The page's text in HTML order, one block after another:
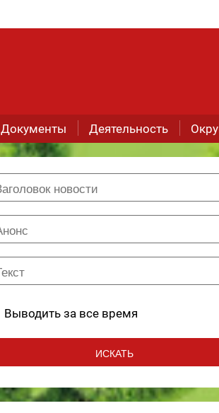
Документы Деятельность
Выводить за все время